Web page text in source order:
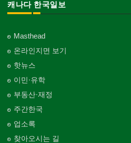
캐나다 한국일보
Masthead
온라인지면 보기
핫뉴스
이민·유학
부동산·재정
주간한국
업소록
찾아오시는 길